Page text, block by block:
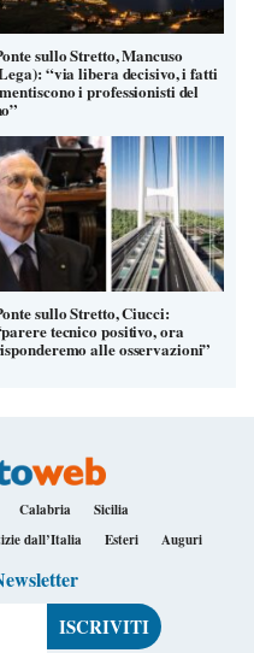
sullo Stretto, Mancuso
“via libera decisivo, i fatti
i professionisti del
sullo Stretto, Ciucci:
tecnico positivo, ora
alle osservazioni”
Calabria
Sicilia
dall’Italia Esteri Auguri